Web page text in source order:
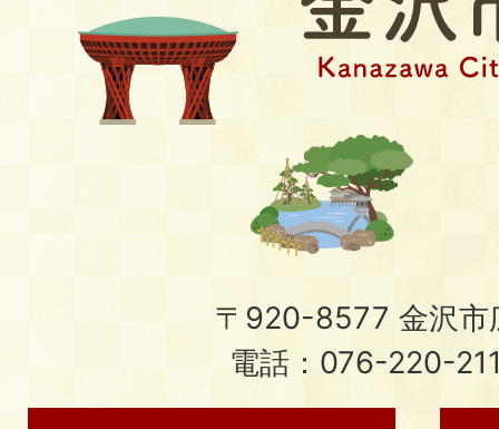
〒920-8577 金沢市
電話：076-220-